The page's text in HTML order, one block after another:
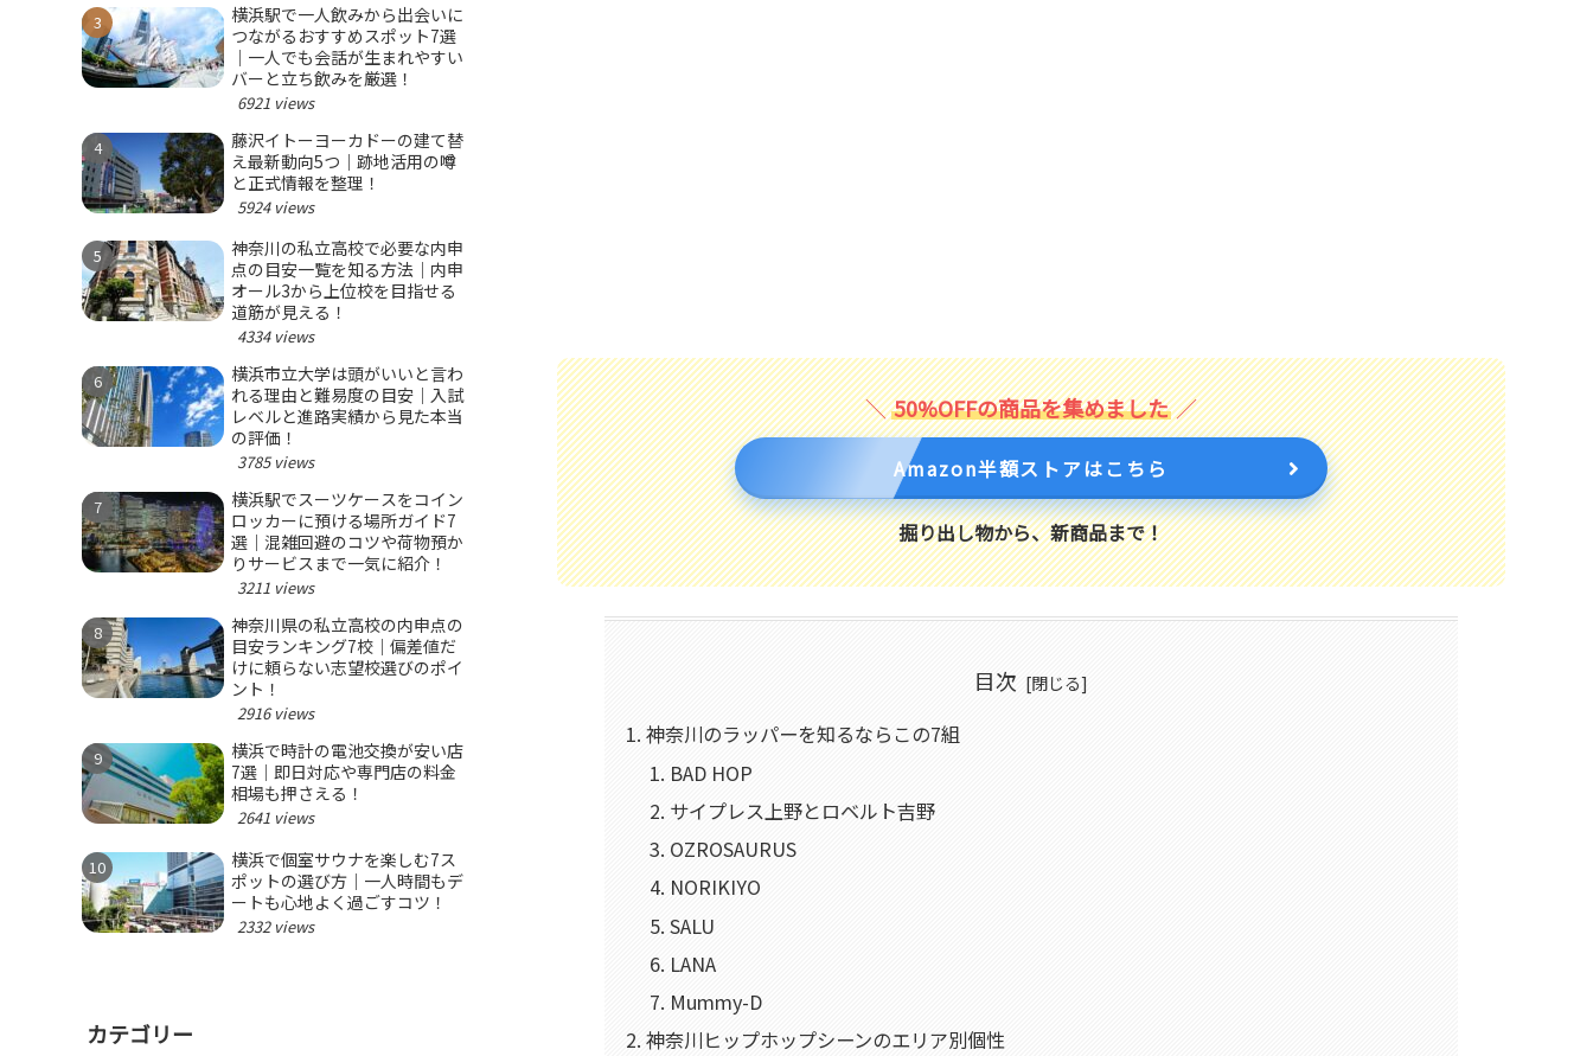
50%OFFの商品を集めました
Amazon半額ストアはこちら
掘り出し物から、新商品まで！
目次
神奈川のラッパーを知るならこの7組
BAD HOP
サイプレス上野とロベルト吉野
OZROSAURUS
NORIKIYO
SALU
LANA
Mummy-D
神奈川ヒップホップシーンのエリア別個性
横浜駅で一人飲みから出会いに
つながるおすすめスポット7選
｜一人でも会話が生まれやすい
バーと立ち飲みを厳選！
6921 views
藤沢イトーヨーカドーの建て替
え最新動向5つ｜跡地活用の噂
と正式情報を整理！
5924 views
神奈川の私立高校で必要な内申
点の目安一覧を知る方法｜内申
オール3から上位校を目指せる
道筋が見える！
4334 views
横浜市立大学は頭がいいと言わ
れる理由と難易度の目安｜入試
レベルと進路実績から見た本当
の評価！
3785 views
横浜駅でスーツケースをコイン
ロッカーに預ける場所ガイド7
選｜混雑回避のコツや荷物預か
りサービスまで一気に紹介！
3211 views
神奈川県の私立高校の内申点の
目安ランキング7校｜偏差値だ
けに頼らない志望校選びのポイ
ント！
2916 views
横浜で時計の電池交換が安い店
7選｜即日対応や専門店の料金
相場も押さえる！
2641 views
横浜で個室サウナを楽しむ7ス
ポットの選び方｜一人時間もデ
ートも心地よく過ごすコツ！
2332 views
カテゴリー